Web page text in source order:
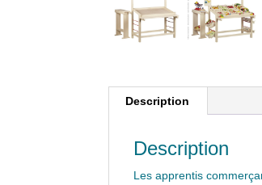
Description
Description
Les apprentis